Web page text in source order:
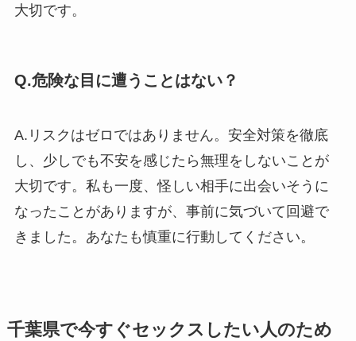
大切です。
Q.危険な目に遭うことはない？
A.リスクはゼロではありません。安全対策を徹底
し、少しでも不安を感じたら無理をしないことが
大切です。私も一度、怪しい相手に出会いそうに
なったことがありますが、事前に気づいて回避で
きました。あなたも慎重に行動してください。
千葉県で今すぐセックスしたい人のため